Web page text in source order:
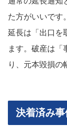
た方がいいです。
延長は「出口を
ます。破産は「
り、元本毀損の
決着済み